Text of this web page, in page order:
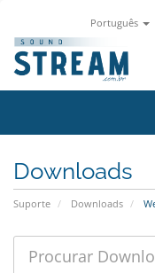
Português
Downloads
Suporte Downloads